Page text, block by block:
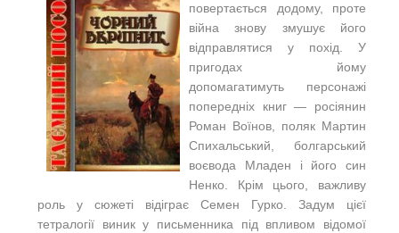
повертається додому, проте
війна знову змушує його
відправлятися у похід. У
пригодах йому
допомагатимуть персонажі
попередніх книг — росіянин
Роман Воїнов, поляк Мартин
Спихальський, болгарський
воєвода Младен і його син
Ненко. Крім цього, важливу
роль у сюжеті відіграє Семен Гурко. Задум цієї
тетралогії виник у письменника під впливом відомої